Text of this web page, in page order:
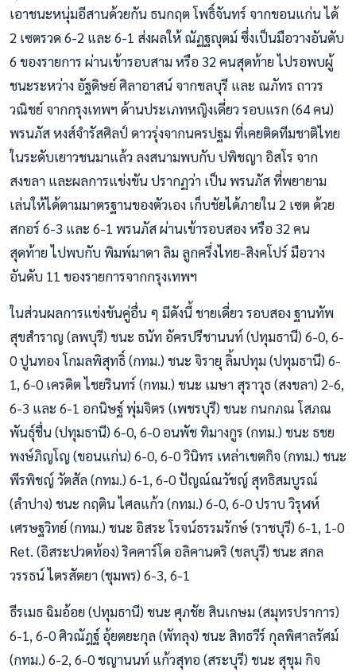
เอาชนะหนุ่มอีสานด้วยกัน ธนกฤต โพธิ์จันทร์ จากขอนแก่น ได้
2 เซตรวด 6-2 และ 6-1 ส่งผลให้ ณัฏฐญุตม์ ซึ่งเป็นมือวางอันดับ
6 ของรายการ ผ่านเข้ารอบสาม หรือ 32 คนสุดท้าย ไปรอพบผู้
ชนะระหว่าง อัฐดิษย์ ศิลาอาสน์ จากชลบุรี และ ณภัทร ถาวร
วณิชย์ จากกรุงเทพฯ ด้านประเภทหญิงเดี่ยว รอบแรก (64 คน)
พรนภัส หงส์จำรัสศิลป์ ดาวรุ่งจากนครปฐม ที่เคยติดทีมชาติไทย
ในระดับเยาวชนมาแล้ว ลงสนามพบกับ ปพิชญา อิสโร จาก
สงขลา และผลการแข่งขัน ปรากฏว่า เป็น พรนภัส ที่พยายาม
เล่นให้ได้ตามมาตรฐานของตัวเอง เก็บชัยได้ภายใน 2 เซต ด้วย
สกอร์ 6-3 และ 6-1 พรนภัส ผ่านเข้ารอบสอง หรือ 32 คน
สุดท้าย ไปพบกับ พิมพ์มาดา ลิม ลูกครึ่งไทย-สิงคโปร์ มือวาง
อันดับ 11 ของรายการจากกรุงเทพฯ
ในส่วนผลการแข่งขันคู่อื่น ๆ มีดังนี้ ชายเดี่ยว รอบสอง ฐานทัพ
สุขสำราญ (ลพบุรี) ชนะ ธนัท อัครปรีชานนท์ (ปทุมธานี) 6-0, 6-
0 ปูนทอง โกมลพิสุทธิ์ (กทม.) ชนะ จิรายุ ลิ้มปทุม (ปทุมธานี) 6-
1, 6-0 เครดิต ไชยรินทร์ (กทม.) ชนะ เมษา สุราวุธ (สงขลา) 2-6,
6-3 และ 6-1 อกนิษฐ์ พุ่มจิตร (เพชรบุรี) ชนะ กนกภณ โสภณ
พันธุ์ชื่น (ปทุมธานี) 6-0, 6-0 อนพัช ทิมางกูร (กทม.) ชนะ ธชย
พงษ์ภิญโญ (ขอนแก่น) 6-0, 6-0 วินิทร เหล่าเขตกิจ (กทม.) ชนะ
พีรพิชญ์ วัตสัล (กทม.) 6-1, 6-0 ปัญณ์ณวัชญ์ สุทธิสมบูรณ์
(ลำปาง) ชนะ กฤติน ไศลแก้ว (กทม.) 6-0, 6-0 ปราบ วิรุฬห์
เศรษฐวิทย์ (กทม.) ชนะ อิสระ โรจน์ธรรมรักษ์ (ราชบุรี) 6-1, 1-0
Ret. (อิสระปวดท้อง) ริคคาร์โด อลิคานดริ (ชลบุรี) ชนะ สกล
วรรธน์ ไตรสัตยา (ชุมพร) 6-3, 6-1
ธีรเมธ ฉิมอ้อย (ปทุมธานี) ชนะ ศุภชัย สินเกษม (สมุทรปราการ)
6-1, 6-0 ศิวณัฎฐ์ อุ้ยตยะกุล (พัทลุง) ชนะ สิทธวีร์ กุลพิศาลรัศม์
(กทม.) 6-2, 6-0 ชญานนท์ แก้วสุทอ (สระบุรี) ชนะ สุขุม กิจ